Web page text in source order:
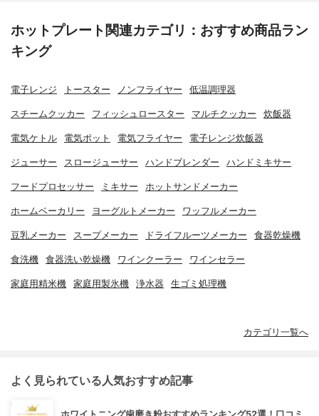
ホットプレート関連カテゴリ：おすすめ商品ラン
キング
電子レンジ トースター ノンフライヤー 低温調理器
スチームクッカー フィッシュロースター マルチクッカー 炊飯器
電気ケトル 電気ポット 電気フライヤー 電子レンジ炊飯器
ジューサー スロージューサー ハンドブレンダー ハンドミキサー
フードプロセッサー ミキサー ホットサンドメーカー
ホームベーカリー ヨーグルトメーカー ワッフルメーカー
豆乳メーカー スープメーカー ドライフルーツメーカー 食器乾燥機
食洗機 食器洗い乾燥機 ワインクーラー ワインセラー
家庭用精米機 家庭用製氷機 浄水器 生ゴミ処理機
カテゴリ一覧へ
よく見られている人気おすすめ記事